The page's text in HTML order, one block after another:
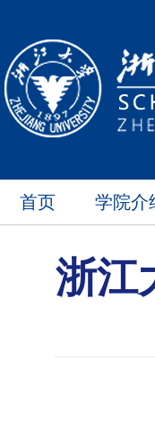
首页 学院介
浙江